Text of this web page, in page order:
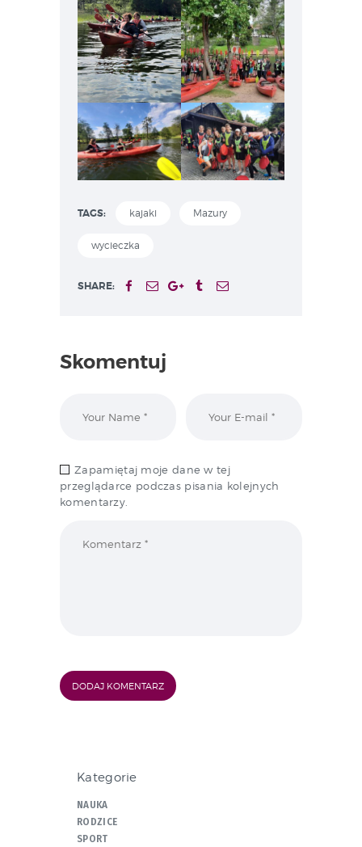
TAGS: kajaki Mazury
wycieczka
SHARE:
Skomentuj
Zapamiętaj moje dane w tej
przeglądarce podczas pisania kolejnych
komentarzy.
Kategorie
NAUKA
RODZICE
SPORT